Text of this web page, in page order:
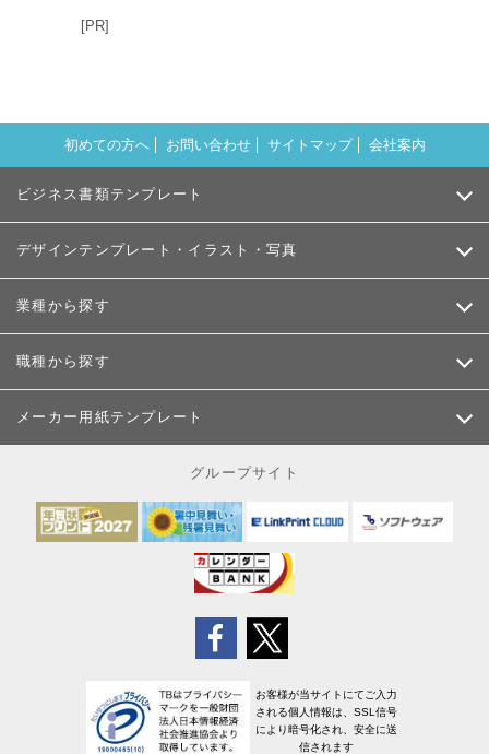
[PR]
初めての方へ お問い合わせ サイトマップ 会社案内
ビジネス書類テンプレート
デザインテンプレート・イラスト・写真
業種から探す
職種から探す
メーカー用紙テンプレート
グループサイト
お客様が当サイトにてご入力
される個人情報は、SSL信号
により暗号化され、安全に送
信されます